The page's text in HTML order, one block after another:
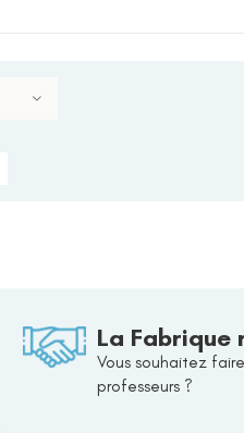
La Fabrique
Vous souhaitez
professeurs ?